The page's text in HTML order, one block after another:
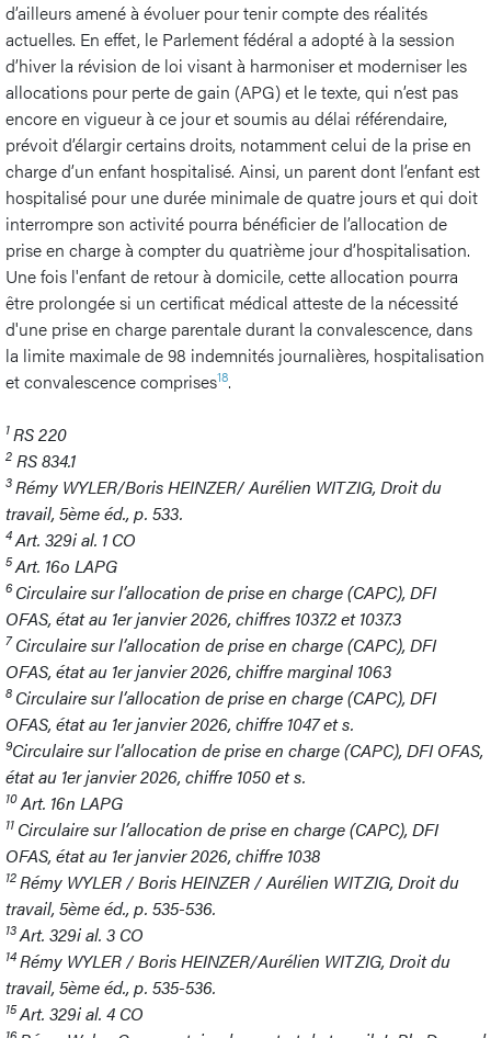
d’ailleurs amené à évoluer pour tenir compte des réalités
actuelles. En effet, le Parlement fédéral a adopté à la session
d’hiver la révision de loi visant à harmoniser et moderniser les
allocations pour perte de gain (APG) et le texte, qui n’est pas
encore en vigueur à ce jour et soumis au délai référendaire,
prévoit d’élargir certains droits, notamment celui de la prise en
charge d’un enfant hospitalisé. Ainsi, un parent dont l’enfant est
hospitalisé pour une durée minimale de quatre jours et qui doit
interrompre son activité pourra bénéficier de l’allocation de
prise en charge à compter du quatrième jour d’hospitalisation.
Une fois l'enfant de retour à domicile, cette allocation pourra
être prolongée si un certificat médical atteste de la nécessité
d'une prise en charge parentale durant la convalescence, dans
la limite maximale de 98 indemnités journalières, hospitalisation
et convalescence comprises18.
1RS 220
2 RS 834.1
3Rémy WYLER/Boris HEINZER/ Aurélien WITZIG, Droit du
travail, 5ème éd., p. 533.
4Art. 329i al. 1 CO
5Art. 16o LAPG
6Circulaire sur l’allocation de prise en charge (CAPC), DFI
OFAS, état au 1er janvier 2026, chiffres 1037.2 et 1037.3
7Circulaire sur l’allocation de prise en charge (CAPC), DFI
OFAS, état au 1er janvier 2026, chiffre marginal 1063
8 Circulaire sur l’allocation de prise en charge (CAPC), DFI
OFAS, état au 1er janvier 2026, chiffre 1047 et s.
9Circulaire sur l’allocation de prise en charge (CAPC), DFI OFAS,
état au 1er janvier 2026, chiffre 1050 et s.
10Art. 16n LAPG
11 Circulaire sur l’allocation de prise en charge (CAPC), DFI
OFAS, état au 1er janvier 2026, chiffre 1038
12Rémy WYLER / Boris HEINZER / Aurélien WITZIG, Droit du
travail, 5ème éd., p. 535-536.
13Art. 329i al. 3 CO
14Rémy WYLER / Boris HEINZER/Aurélien WITZIG, Droit du
travail, 5ème éd., p. 535-536.
15Art. 329i al. 4 CO